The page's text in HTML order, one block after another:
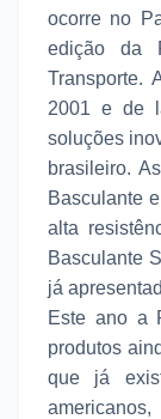
ocorre no
edição da
Transporte.
2001 e de
soluções
brasileiro.
Basculante
alta
Basculante
já
Este ano a
produtos
que já